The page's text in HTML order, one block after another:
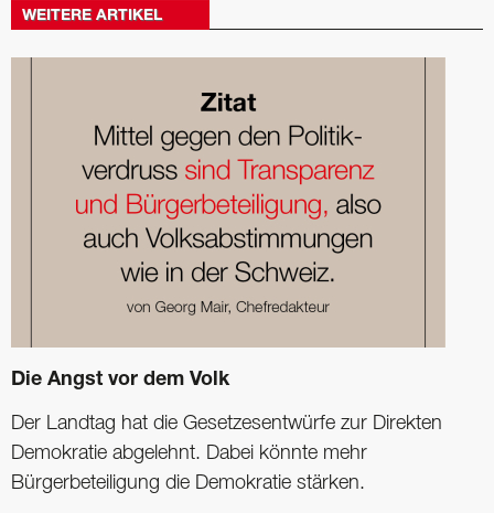
WEITERE ARTIKEL
Die Angst vor dem Volk
Der Landtag hat die Gesetzesentwürfe zur Direkten
Demokratie abgelehnt. Dabei könnte mehr
Bürgerbeteiligung die Demokratie stärken.